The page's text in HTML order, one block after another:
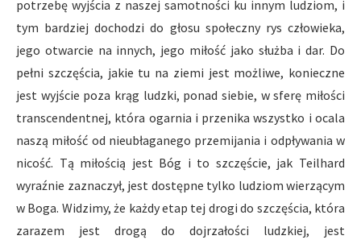
potrzebę wyjścia z naszej samotności ku innym ludziom, i
tym bardziej dochodzi do głosu społeczny rys człowieka,
jego otwarcie na innych, jego miłość jako służba i dar. Do
pełni szczęścia, jakie tu na ziemi jest możliwe, konieczne
jest wyjście poza krąg ludzki, ponad siebie, w sferę miłości
transcendentnej, która ogarnia i przenika wszystko i ocala
naszą miłość od nieubłaganego przemijania i odpływania w
nicość. Tą miłością jest Bóg i to szczęście, jak Teilhard
wyraźnie zaznaczył, jest dostępne tylko ludziom wierzącym
w Boga. Widzimy, że każdy etap tej drogi do szczęścia, która
zarazem jest drogą do dojrzałości ludzkiej, jest